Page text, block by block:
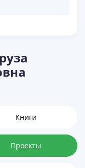
Книги
Проекты